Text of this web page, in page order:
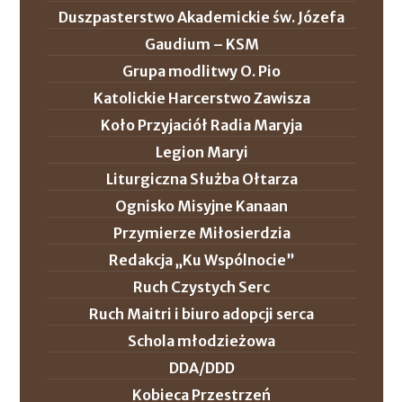
Duszpasterstwo Akademickie św. Józefa
Gaudium – KSM
Grupa modlitwy O. Pio
Katolickie Harcerstwo Zawisza
Koło Przyjaciół Radia Maryja
Legion Maryi
Liturgiczna Służba Ołtarza
Ognisko Misyjne Kanaan
Przymierze Miłosierdzia
Redakcja „Ku Wspólnocie”
Ruch Czystych Serc
Ruch Maitri i biuro adopcji serca
Schola młodzieżowa
DDA/DDD
Kobieca Przestrzeń